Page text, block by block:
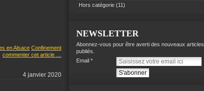
en Alsace Confinement
commenter cet article
4 janvier 2020
Hors catégorie (11)
NEWSLETTER
Abonnez-vous pour être averti des nouveaux articles
publiés.
Email